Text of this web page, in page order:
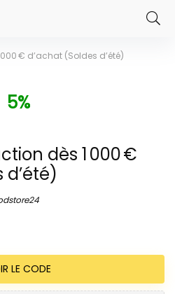
€ d’achat (Soldes d’été)
5%
dès 1 000 €
d’été)
LE CODE